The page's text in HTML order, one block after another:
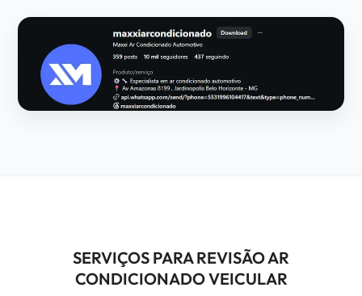
SERVIÇOS PARA REVISÃO AR
CONDICIONADO VEICULAR